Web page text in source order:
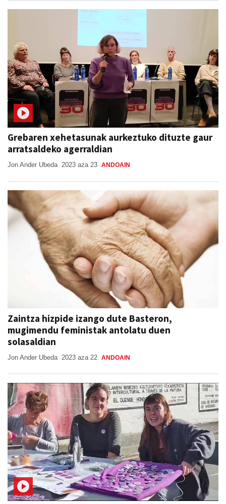
Grebaren xehetasunak aurkeztuko dituzte gaur
arratsaldeko agerraldian
Jon Ander Ubeda 2023 aza 23 ANDOAIN
Zaintza hizpide izango dute Basteron,
mugimendu feministak antolatu duen
solasaldian
Jon Ander Ubeda 2023 aza 22 ANDOAIN